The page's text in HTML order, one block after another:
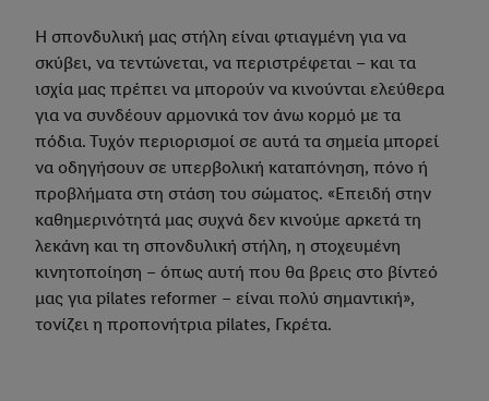
Η σπονδυλική μας στήλη είναι φτιαγμένη για να
σκύβει, να τεντώνεται, να περιστρέφεται – και τα
ισχία μας πρέπει να μπορούν να κινούνται ελεύθερα
για να συνδέουν αρμονικά τον άνω κορμό με τα
πόδια. Τυχόν περιορισμοί σε αυτά τα σημεία μπορεί
να οδηγήσουν σε υπερβολική καταπόνηση, πόνο ή
προβλήματα στη στάση του σώματος. «Επειδή στην
καθημερινότητά μας συχνά δεν κινούμε αρκετά τη
λεκάνη και τη σπονδυλική στήλη, η στοχευμένη
κινητοποίηση – όπως αυτή που θα βρεις στο βίντεό
μας για pilates reformer – είναι πολύ σημαντική»,
τονίζει η προπονήτρια pilates, Γκρέτα.